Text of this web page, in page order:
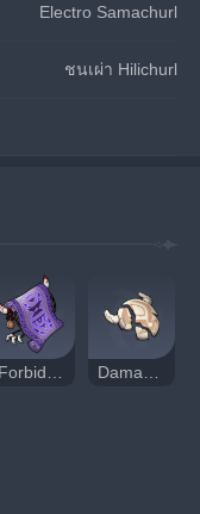
Electro Samachurl
ชนเผ่า Hilichurl
Forbidden Curse Scroll Damaged Mask